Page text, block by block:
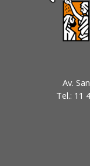
Av.
Tel.: 11